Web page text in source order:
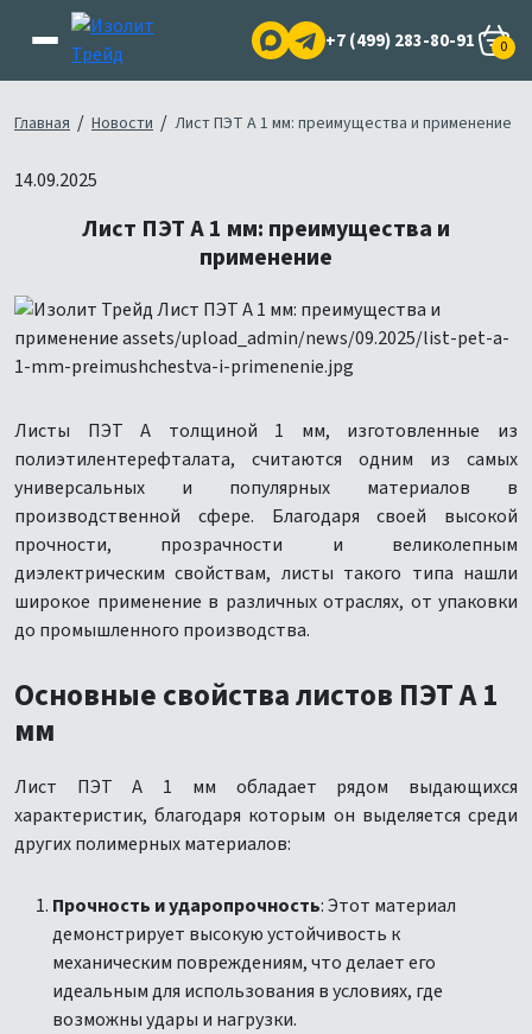
+7 (499) 283-80-91 0
Главная / Новости / Лист ПЭТ А 1 мм: преимущества и применение
14.09.2025
Лист ПЭТ А 1 мм: преимущества и
применение
Листы ПЭТ А толщиной 1 мм, изготовленные из
полиэтилентерефталата, считаются одним из самых
универсальных и популярных материалов в
производственной сфере. Благодаря своей высокой
прочности, прозрачности и великолепным
диэлектрическим свойствам, листы такого типа нашли
широкое применение в различных отраслях, от упаковки
до промышленного производства.
Основные свойства листов ПЭТ А 1
мм
Лист ПЭТ А 1 мм обладает рядом выдающихся
характеристик, благодаря которым он выделяется среди
других полимерных материалов:
Прочность и ударопрочность: Этот материал
демонстрирует высокую устойчивость к
механическим повреждениям, что делает его
идеальным для использования в условиях, где
возможны удары и нагрузки.